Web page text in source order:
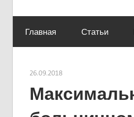
юридический
центр
Главная Статьи
26.09.2018Евгений Георгиевич